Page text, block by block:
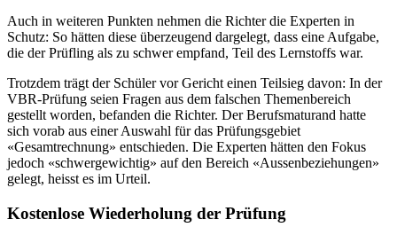
Auch in weiteren Punkten nehmen die Richter die Experten in
Schutz: So hätten diese überzeugend dargelegt, dass eine Aufgabe,
die der Prüfling als zu schwer empfand, Teil des Lernstoffs war.
Trotzdem trägt der Schüler vor Gericht einen Teilsieg davon: In der
VBR-Prüfung seien Fragen aus dem falschen Themenbereich
gestellt worden, befanden die Richter. Der Berufsmaturand hatte
sich vorab aus einer Auswahl für das Prüfungsgebiet
«Gesamtrechnung» entschieden. Die Experten hätten den Fokus
jedoch «schwergewichtig» auf den Bereich «Aussenbeziehungen»
gelegt, heisst es im Urteil.
Kostenlose Wiederholung der Prüfung